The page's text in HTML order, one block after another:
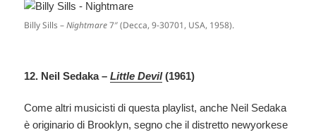
Billy Sills –Nightmare7″ (Decca, 9-30701, USA, 1958).
12. Neil Sedaka –Little Devil(1961)
Come altri musicisti di questa playlist, anche Neil Sedaka
è originario di Brooklyn, segno che il distretto newyorkese